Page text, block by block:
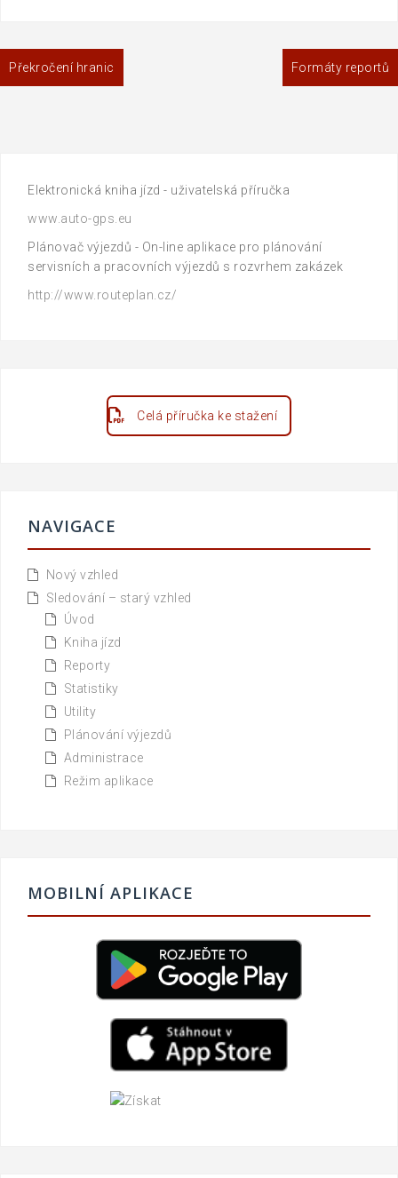
Navigace
pro
Překročení hranic Formáty reportů
Elektronická kniha jízd - uživatelská příručka
www.auto-gps.eu
Plánovač výjezdů - On-line aplikace pro plánování
servisních a pracovních výjezdů s rozvrhem zakázek
http://www.routeplan.cz/
Celá příručka ke stažení
NAVIGACE
Nový vzhled
Sledování – starý vzhled
Úvod
Kniha jízd
Reporty
Statistiky
Utility
Plánování výjezdů
Administrace
Režim aplikace
MOBILNÍ APLIKACE